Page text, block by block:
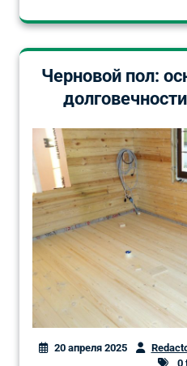
Черновой пол:
20 апреля 2025
0